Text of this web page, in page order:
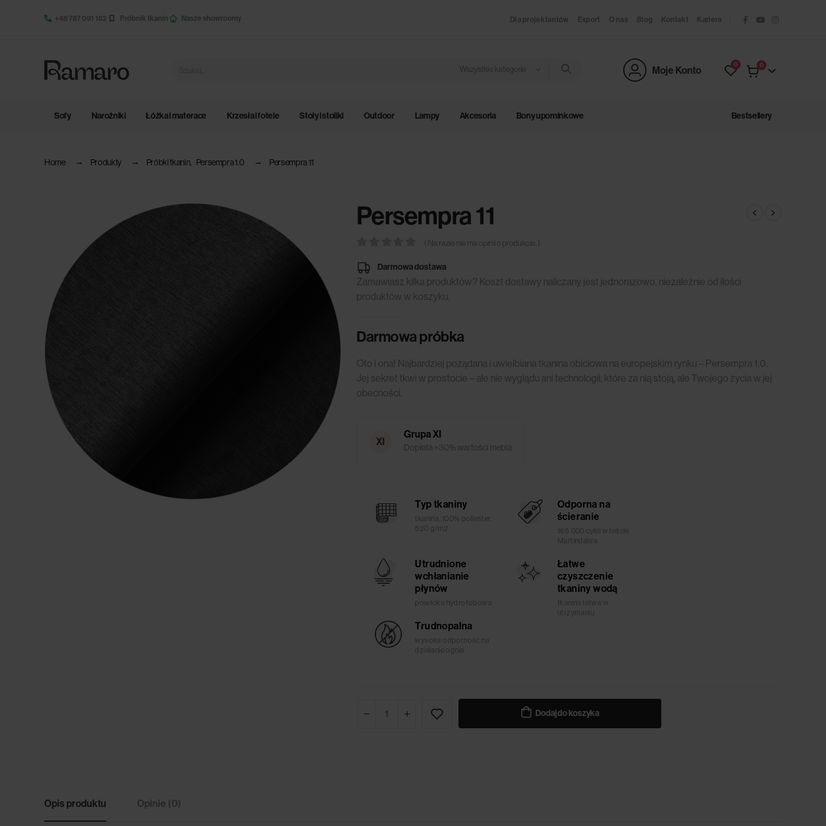
+48 787 091 182 Próbnik tkanin Nasze showroomy Dla projektantów Export O nas Blog Kontakt Kariera
Wszystkie kategorie Moje Konto 0 0
Sofy Narożniki Łóżka i materace Krzesła i fotele Stoły i stoliki Outdoor Lampy Akcesoria Bony upominkowe Bestsellery
Home Produkty Próbki tkanin, Persempra 1.0 Persempra 11
Persempra 11
( Na razie nie ma opinii o produkcie. )
Darmowa dostawa
Zamawiasz kilka produktów? Koszt dostawy naliczany jest jednorazowo, niezależnie od ilości
produktów w koszyku.
Darmowa próbka
Oto i ona! Najbardziej pożądana i uwielbiana tkanina obiciowa na europejskim rynku – Persempra 1.0.
Jej sekret tkwi w prostocie – ale nie wyglądu ani technologii, które za nią stoją, ale Twojego życia w jej
obecności.
XI
Grupa XI
Dopłata +30% wartości mebla
Typ tkaniny
tkanina, 100% poliester,
520 g/m2
Odporna na
ścieranie
165 000 cykli w teście
Martindale'a
Utrudnione
wchłanianie
płynów
powłoka hydrofobowa
Łatwe
czyszczenie
tkaniny wodą
tkanina łatwa w
utrzymaniu
Trudnopalna
wysoka odporność na
działanie ognia
Dodaj do koszyka
Opis produktu Opinie (0)